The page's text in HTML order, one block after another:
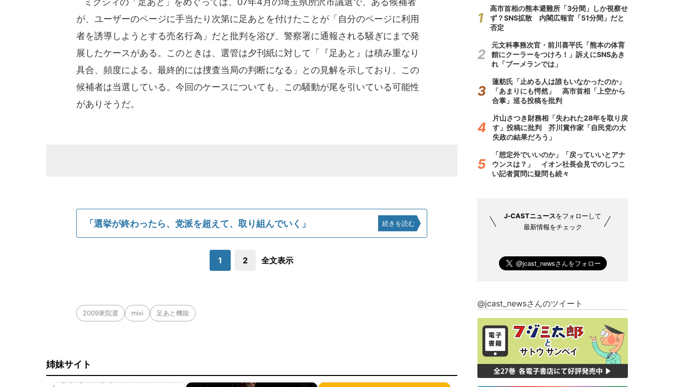
が、ユーザーのページに手当たり次第に足あとを付けたことが「自分のページに利用
者を誘導しようとする売名行為」だと批判を浴び、警察署に通報される騒ぎにまで発
展したケースがある。このときは、選管は夕刊紙に対して「『足あと』は積み重なり
具合、頻度による。最終的には捜査当局の判断になる」との見解を示しており、この
候補者は当選している。今回のケースについても、この騒動が尾を引いている可能性
がありそうだ。
「選挙が終わったら、党派を超えて、取り組んでいく」 続きを読む
1 2 全文表示
2009衆院選 mixi 足あと機能
姉妹サイト
高市首相の熊本避難所「3分間」しか視察せ
ず？SNS拡散 内閣広報官「51分間」だと
否定
元文科事務次官・前川喜平氏「熊本の体育
館にクーラーをつけろ！」訴えにSNSあき
れ「ブーメランでは」
蓮舫氏「止める人は誰もいなかったのか」
「あまりにも愕然」 高市首相「上空から
合掌」巡る投稿を批判
片山さつき財務相「失われた28年を取り戻
す」投稿に批判 芥川賞作家「自民党の大
失政の結果だろう」
「想定外でいいのか」「戻っていいとアナ
ウンスは？」 イオン社長会見でのしつこ
い記者質問に疑問も続々
J-CASTニュースをフォローして
最新情報をチェック
@jcast_newsさんのツイート